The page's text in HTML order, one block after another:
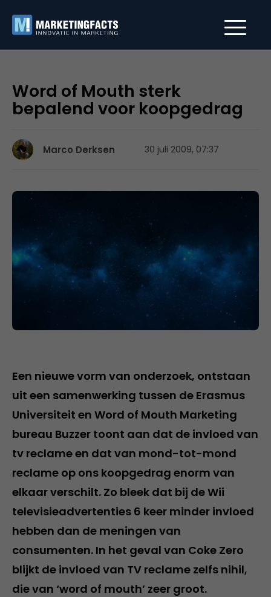
Word of Mouth sterk
bepalend voor koopgedrag
Marco Derksen 30 juli 2009, 07:37
Een nieuwe vorm van onderzoek, ontstaan
uit een samenwerking tussen de Erasmus
Universiteit en Word of Mouth Marketing
bureau Buzzer toont aan dat de invloed van
tv reclame en dat van mond-tot-mond
reclame op ons koopgedrag enorm van
elkaar verschilt. Zo bleek dat bij de Wii
televisieadvertenties 6 keer minder invloed
hebben dan de meningen van
consumenten. In het geval van Coke Zero
blijkt de invloed van TV reclame zelfs nihil,
die van ‘word of mouth’ zeer groot.